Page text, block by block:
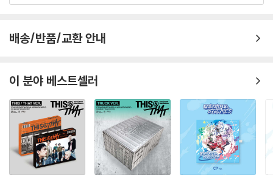
배송/반품/교환 안내
이 분야 베스트셀러